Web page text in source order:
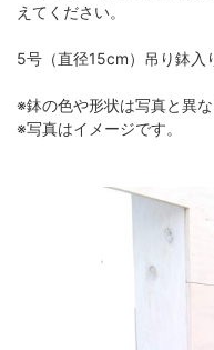
えてください。
5号（直径15cm）吊り鉢入
※鉢の色や形状は写真と異な
※写真はイメージです。